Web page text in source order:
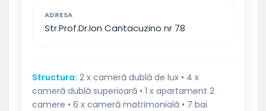
ADRESA
Str.Prof.Dr.Ion Cantacuzino nr 78
Structura: 2 x cameră dublă de lux • 4 x
cameră dublă superioară • 1 x apartament 2
camere • 6 x cameră matrimonială • 7 bai